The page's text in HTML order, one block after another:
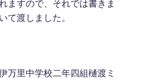
ますので、それでは書きま
て渡しました。
万里中学校二年四組樋渡ミ